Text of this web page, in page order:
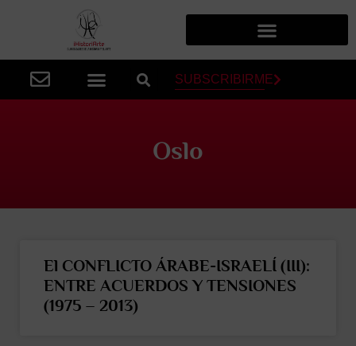
SUBSCRIBIRME
Oslo
El CONFLICTO ÁRABE-ISRAELÍ (III):
ENTRE ACUERDOS Y TENSIONES
(1975 – 2013)